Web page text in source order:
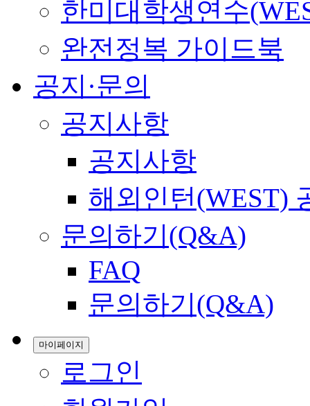
한미대학생연수
완전정복 가이드북
공지·문의
공지사항
공지사항
해외인턴(WEST)
문의하기(Q&A)
FAQ
문의하기(Q&A)
마이페이지
로그인